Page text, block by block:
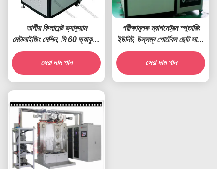
তাপীয় ফিলামেন্ট ভ্যাকুয়াম
মেটালাইজিং মেশিন, সি 60 ভ্যাকুয়াম
ইন্ডাকটিভ বাষ্পীকরণ কোটিং সিস্টেম
সেরা দাম পান
পরীক্ষামূলক ম্যাগনেট্রন স্পুতারিং
ইউনিট, উল্লম্ব পোর্টেবল ছোট সাইজ
ম্যাজেন্ট্রন স্পুত্টারিং সিস্টেম
সেরা দাম পান